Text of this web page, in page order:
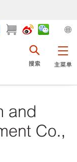
主菜单
搜索
and
Co.,